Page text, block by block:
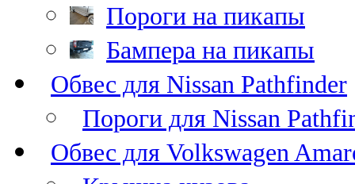
Пороги на пикапы
Бампера на пикапы
Обвес для Nissan Pathfinder
Пороги для Nissan
Обвес для Volkswagen